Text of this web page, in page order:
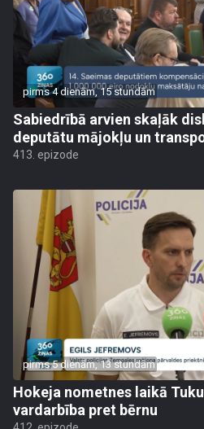
pirms 4 dienām, 15 stundām
Sabiedrībā arvien skaļāk
deputātu mājokļu un
413. epizode
pirms 5 dienām, 13 stundām
Hokeja nometnes laikā
vardarbība pret bērnu